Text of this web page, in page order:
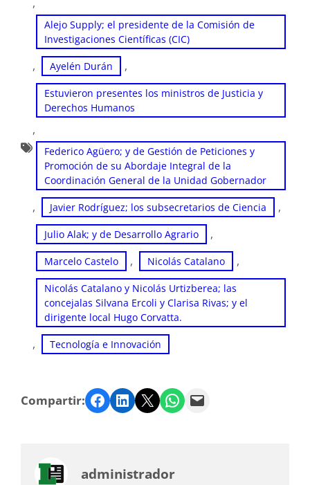
Alejo Supply; el presidente de la Comisión de
Investigaciones Científicas (CIC)
, Ayelén Durán ,
Estuvieron presentes los ministros de Justicia y
Derechos Humanos
,
Federico Agüero; y de Gestión de Peticiones y
Promoción de su Abordaje Integral de la
Coordinación General de la Unidad Gobernador
, Javier Rodríguez; los subsecretarios de Ciencia ,
Julio Alak; y de Desarrollo Agrario ,
Marcelo Castelo , Nicolás Catalano ,
Nicolás Catalano y Nicolás Urtizberea; las
concejalas Silvana Ercoli y Clarisa Rivas; y el
dirigente local Hugo Corvatta.
, Tecnología e Innovación
Compartir: Facebook LinkedIn Twitter WhatsApp Email
administrador